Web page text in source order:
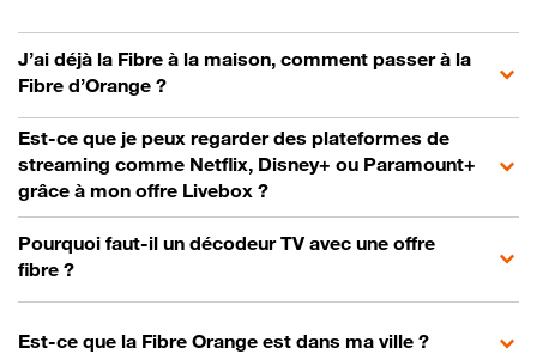
J’ai déjà la Fibre à la maison, comment passer à la
Fibre d’Orange ?
Est-ce que je peux regarder des plateformes de
streaming comme Netflix, Disney+ ou Paramount+
grâce à mon offre Livebox ?
Pourquoi faut-il un décodeur TV avec une offre
fibre ?
Est-ce que la Fibre Orange est dans ma ville ?